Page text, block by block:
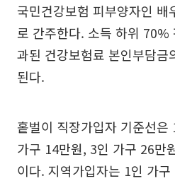
국민건강보험 피부양자인 배
로 간주한다. 소득 하위 70%
과된 건강보험료 본인부담금
된다.
홑벌이 직장가입자 기준선은
가구 14만원, 3인 가구 26만
이다. 지역가입자는 1인 가